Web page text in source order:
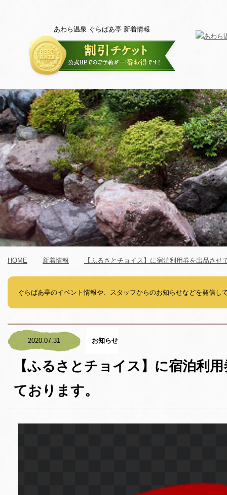
あわら温泉 ぐらばあ亭 新着情報
宿泊プラン グループ宿泊プラン お部屋
トップページ 新着情報 交通案
HOME 新着情報 【ふるさとチョイス】に宿泊利用券を出品させ
ぐらばあ亭のイベント情報や、スタッフからのお知らせなどを発信し
2020.07.31 お知らせ
【ふるさとチョイス】に宿泊利
ております。